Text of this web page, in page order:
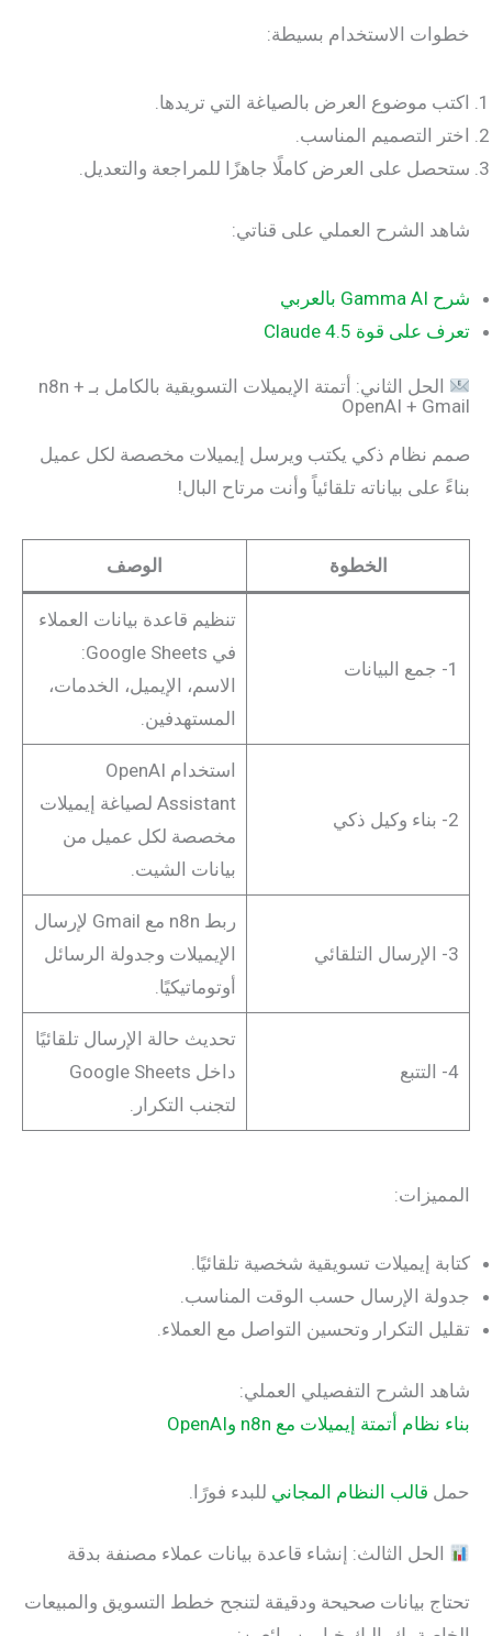
خطوات الاستخدام بسيطة:
اكتب موضوع العرض بالصياغة التي تريدها.
اختر التصميم المناسب.
ستحصل على العرض كاملًا جاهزًا للمراجعة والتعديل.
شاهد الشرح العملي على قناتي:
شرح Gamma AI بالعربي
تعرف على قوة Claude 4.5
الحل الثاني: أتمتة الإيميلات التسويقية بالكامل بـ n8n +
OpenAI + Gmail
صمم نظام ذكي يكتب ويرسل إيميلات مخصصة لكل عميل
بناءً على بياناته تلقائياً وأنت مرتاح البال!
الخطوة الوصف
1- جمع البيانات
تنظيم قاعدة بيانات العملاء
في Google Sheets:
الاسم، الإيميل، الخدمات،
المستهدفين.
2- بناء وكيل ذكي
استخدام OpenAI
Assistant لصياغة إيميلات
مخصصة لكل عميل من
بيانات الشيت.
3- الإرسال التلقائي
ربط n8n مع Gmail لإرسال
الإيميلات وجدولة الرسائل
أوتوماتيكيًا.
4- التتبع
تحديث حالة الإرسال تلقائيًا
داخل Google Sheets
لتجنب التكرار.
المميزات:
كتابة إيميلات تسويقية شخصية تلقائيًا.
جدولة الإرسال حسب الوقت المناسب.
تقليل التكرار وتحسين التواصل مع العملاء.
شاهد الشرح التفصيلي العملي:
بناء نظام أتمتة إيميلات مع n8n وOpenAI
حمل قالب النظام المجاني للبدء فورًا.
الحل الثالث: إنشاء قاعدة بيانات عملاء مصنفة بدقة
تحتاج بيانات صحيحة ودقيقة لتنجح خطط التسويق والمبيعات